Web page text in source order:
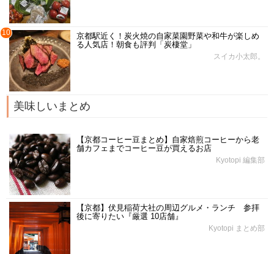
10
京都駅近く！炭火焼の自家菜園野菜や和牛が楽しめ
る人気店！朝食も評判「炭棲堂」
スイカ小太郎。
美味しいまとめ
【京都コーヒー豆まとめ】自家焙煎コーヒーから老
舗カフェまでコーヒー豆が買えるお店
Kyotopi 編集部
【京都】伏見稲荷大社の周辺グルメ・ランチ 参拝
後に寄りたい『厳選 10店舗』
Kyotopi まとめ部